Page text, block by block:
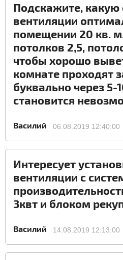
Подскажите, какую
вентиляции
помещении 20 кв.
потолков 2,5,
чтобы хорошо
комнате проходят
буквально через 5-
становится
Василий 06.08.2019 12:40:00
Интересует
вентиляции с
3квт и блоком
Василий 14.08.2019 12:13:00